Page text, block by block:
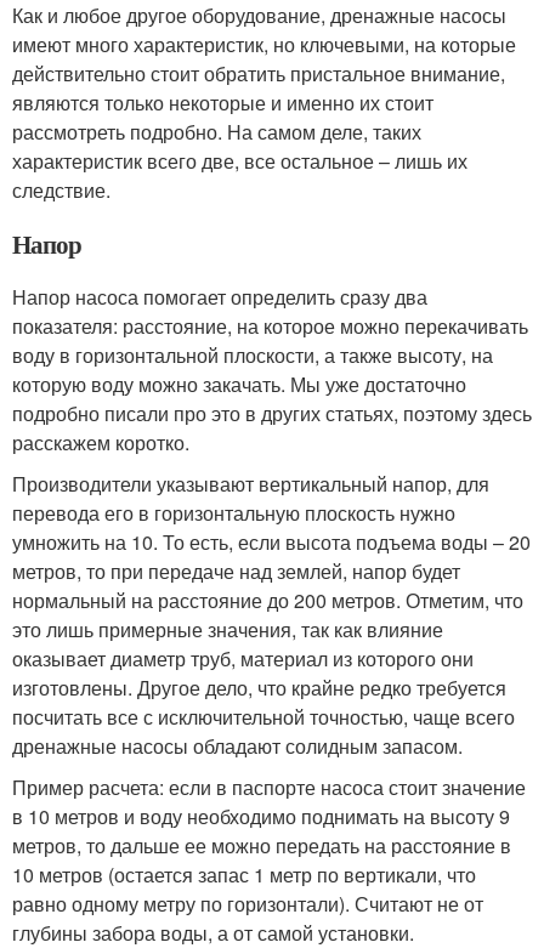
Как и любое другое оборудование, дренажные насосы
имеют много характеристик, но ключевыми, на которые
действительно стоит обратить пристальное внимание,
являются только некоторые и именно их стоит
рассмотреть подробно. На самом деле, таких
характеристик всего две, все остальное – лишь их
следствие.
Напор
Напор насоса помогает определить сразу два
показателя: расстояние, на которое можно перекачивать
воду в горизонтальной плоскости, а также высоту, на
которую воду можно закачать. Мы уже достаточно
подробно писали про это в других статьях, поэтому здесь
расскажем коротко.
Производители указывают вертикальный напор, для
перевода его в горизонтальную плоскость нужно
умножить на 10. То есть, если высота подъема воды – 20
метров, то при передаче над землей, напор будет
нормальный на расстояние до 200 метров. Отметим, что
это лишь примерные значения, так как влияние
оказывает диаметр труб, материал из которого они
изготовлены. Другое дело, что крайне редко требуется
посчитать все с исключительной точностью, чаще всего
дренажные насосы обладают солидным запасом.
Пример расчета: если в паспорте насоса стоит значение
в 10 метров и воду необходимо поднимать на высоту 9
метров, то дальше ее можно передать на расстояние в
10 метров (остается запас 1 метр по вертикали, что
равно одному метру по горизонтали). Считают не от
глубины забора воды, а от самой установки.